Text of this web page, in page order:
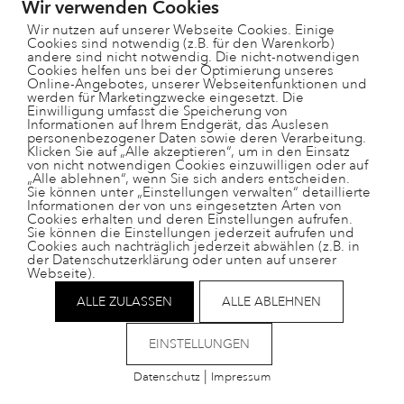
Paradisgärtli 9, 7130 Ilanz
081 925 28 29
schulleitung@ts-surselva.ch
Impressum
Datenschutz
Helpdesk
Wir verwenden Cookies
Wir nutzen auf unserer Webseite Cookies. Einige
Cookies sind notwendig (z.B. für den Warenkorb)
andere sind nicht notwendig. Die nicht-notwendigen
Cookies helfen uns bei der Optimierung unseres
Online-Angebotes, unserer Webseitenfunktionen und
werden für Marketingzwecke eingesetzt. Die
Einwilligung umfasst die Speicherung von
Informationen auf Ihrem Endgerät, das Auslesen
personenbezogener Daten sowie deren Verarbeitung.
Klicken Sie auf „Alle akzeptieren“, um in den Einsatz
von nicht notwendigen Cookies einzuwilligen oder auf
„Alle ablehnen“, wenn Sie sich anders entscheiden.
Sie können unter „Einstellungen verwalten“ detaillierte
Informationen der von uns eingesetzten Arten von
Cookies erhalten und deren Einstellungen aufrufen.
Sie können die Einstellungen jederzeit aufrufen und
Cookies auch nachträglich jederzeit abwählen (z.B. in
der Datenschutzerklärung oder unten auf unserer
Webseite).
ALLE ZULASSEN ALLE ABLEHNEN
EINSTELLUNGEN
Datenschutz| Impressum